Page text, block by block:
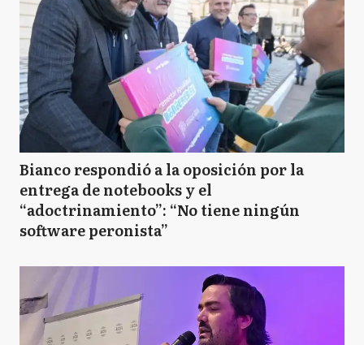
Bianco respondió a la oposición por la
entrega de notebooks y el
“adoctrinamiento”: “No tiene ningún
software peronista”